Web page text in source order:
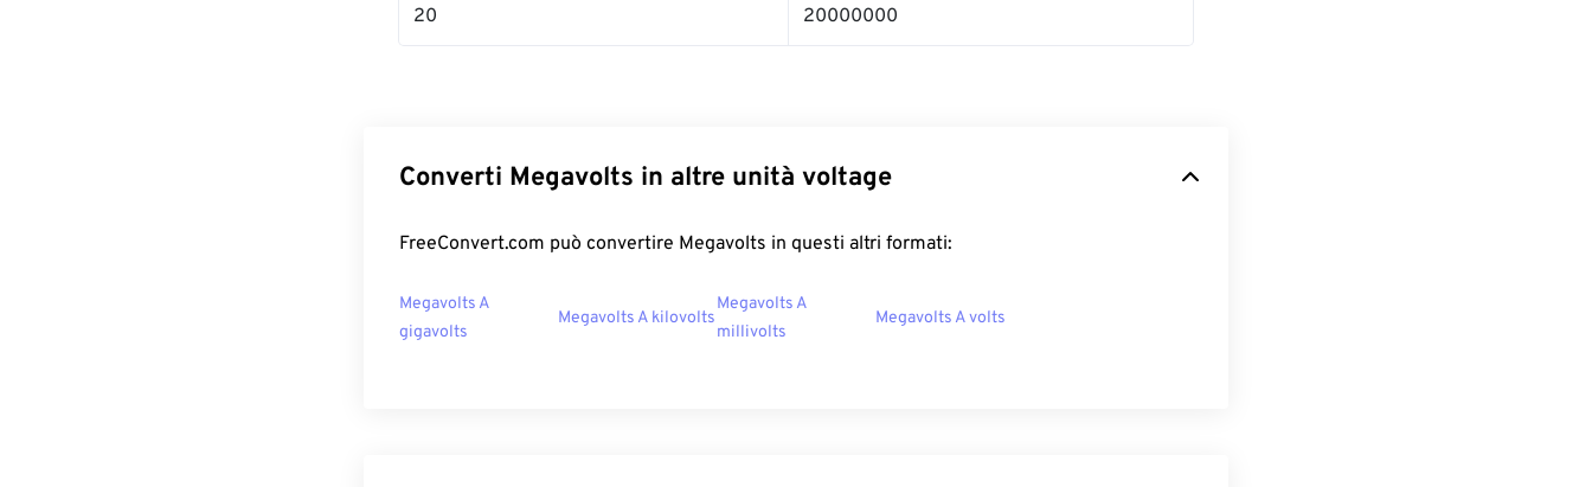
20 20000000
Converti Megavolts in altre unità voltage
FreeConvert.com può convertire Megavolts in questi altri formati:
Megavolts A
gigavolts
Megavolts A kilovolts
Megavolts A
millivolts
Megavolts A volts